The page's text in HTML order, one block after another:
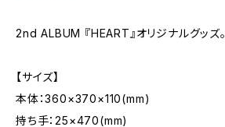
2nd ALBUM 『HEART』オリジナルグッズ。
【サイズ】
本体：360×370×110(mm)
持ち手：25×470(mm)